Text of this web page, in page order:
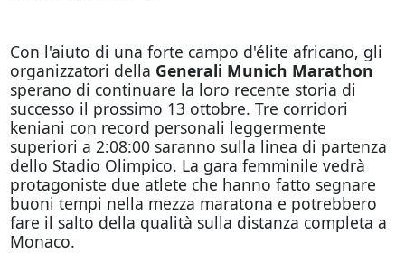
Con l'aiuto di una forte campo d'élite africano, gli
organizzatori della Generali Munich Marathon
sperano di continuare la loro recente storia di
successo il prossimo 13 ottobre. Tre corridori
keniani con record personali leggermente
superiori a 2:08:00 saranno sulla linea di partenza
dello Stadio Olimpico. La gara femminile vedrà
protagoniste due atlete che hanno fatto segnare
buoni tempi nella mezza maratona e potrebbero
fare il salto della qualità sulla distanza completa a
Monaco.